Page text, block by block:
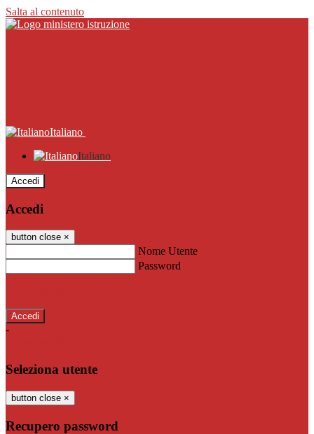
Salta al contenuto
Italiano
Italiano
Accedi
Accedi
button close ×
Nome Utente
Password
-
Seleziona utente
button close ×
Recupero password